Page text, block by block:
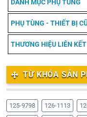
DANH MỤC PHỤ TÙNG
PHỤ TÙNG - THIẾT BỊ
THƯƠNG HIỆU LIÊN KẾT
TỪ KHÓA SẢN
125-9798 126-1113